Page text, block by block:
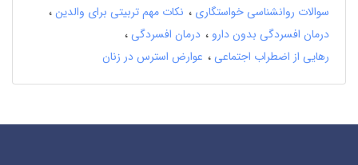
سوالات روانشناسی خواستگاری
نکات مهم تربیتی برای والدین
درمان افسردگی بدون دارو
درمان افسردگی
رهایی از اضطراب اجتماعی
عوارض استرس در زنان